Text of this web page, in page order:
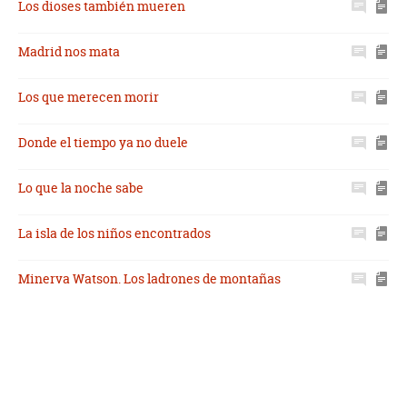
Los dioses también mueren
Madrid nos mata
Los que merecen morir
Donde el tiempo ya no duele
Lo que la noche sabe
La isla de los niños encontrados
Minerva Watson. Los ladrones de montañas